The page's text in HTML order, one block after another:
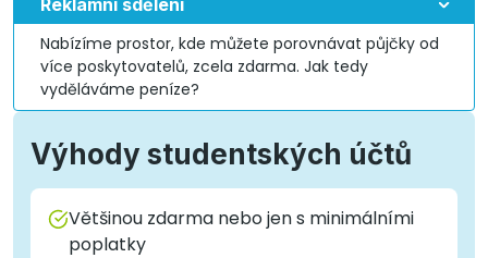
Reklamní sdělení
Nabízíme prostor, kde můžete porovnávat půjčky od
více poskytovatelů, zcela zdarma. Jak tedy
vyděláváme peníze?
Výhody studentských účtů
Většinou zdarma nebo jen s minimálními
poplatky